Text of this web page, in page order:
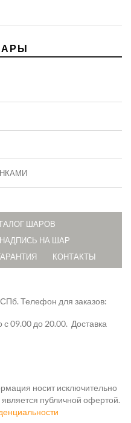
ШАРОВ
НА ШАР
КОНТАКТЫ
Телефон для заказов:
с 09.00 до 20.00. Доставка
носит исключительно
публичной офертой.